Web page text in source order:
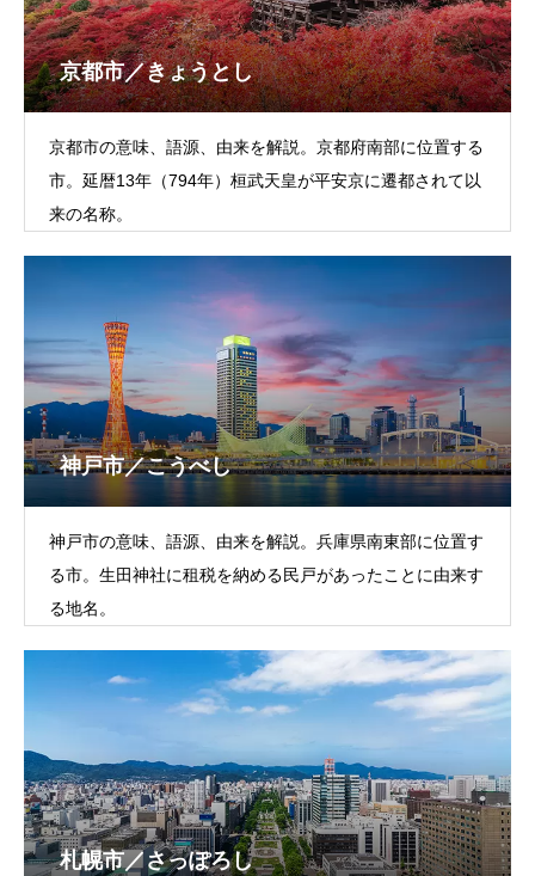
京都市／きょうとし
京都市の意味、語源、由来を解説。京都府南部に位置する
市。延暦13年（794年）桓武天皇が平安京に遷都されて以
来の名称。
神戸市／こうべし
神戸市の意味、語源、由来を解説。兵庫県南東部に位置す
る市。生田神社に租税を納める民戸があったことに由来す
る地名。
札幌市／さっぽろし